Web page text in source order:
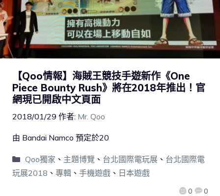
【Qoo情報】海賊王競技手遊新作《One
Piece Bounty Rush》將在2018年推出！官
網現已開啟中文頁面
2018/01/29 作者: Mr. Qoo
0 0
由 Bandai Namco 預定於20
Qoo獨家 、 主題博覽 、 台北國際電玩展、 台北國際電
玩展2018 、 專輯 、 手機遊戲 、 日本遊戲